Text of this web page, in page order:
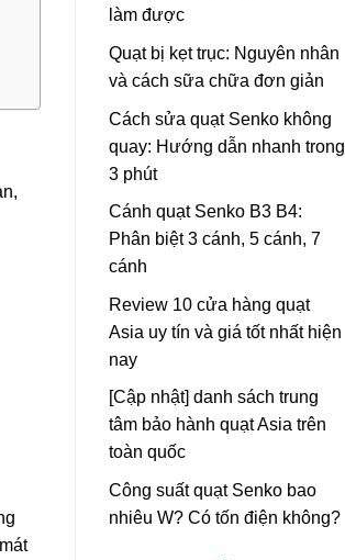
làm được
Quạt bị kẹt trục: Nguyên nhân
và cách sữa chữa đơn giản
Cách sửa quạt Senko không
quay: Hướng dẫn nhanh trong
3 phút
Cánh quạt Senko B3 B4:
Phân biệt 3 cánh, 5 cánh, 7
cánh
Review 10 cửa hàng quạt
Asia uy tín và giá tốt nhất hiện
nay
[Cập nhật] danh sách trung
tâm bảo hành quạt Asia trên
toàn quốc
Công suất quạt Senko bao
nhiêu W? Có tốn điện không?